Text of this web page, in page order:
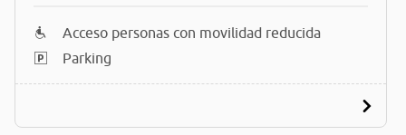
Acceso personas con movilidad reducida
Parking